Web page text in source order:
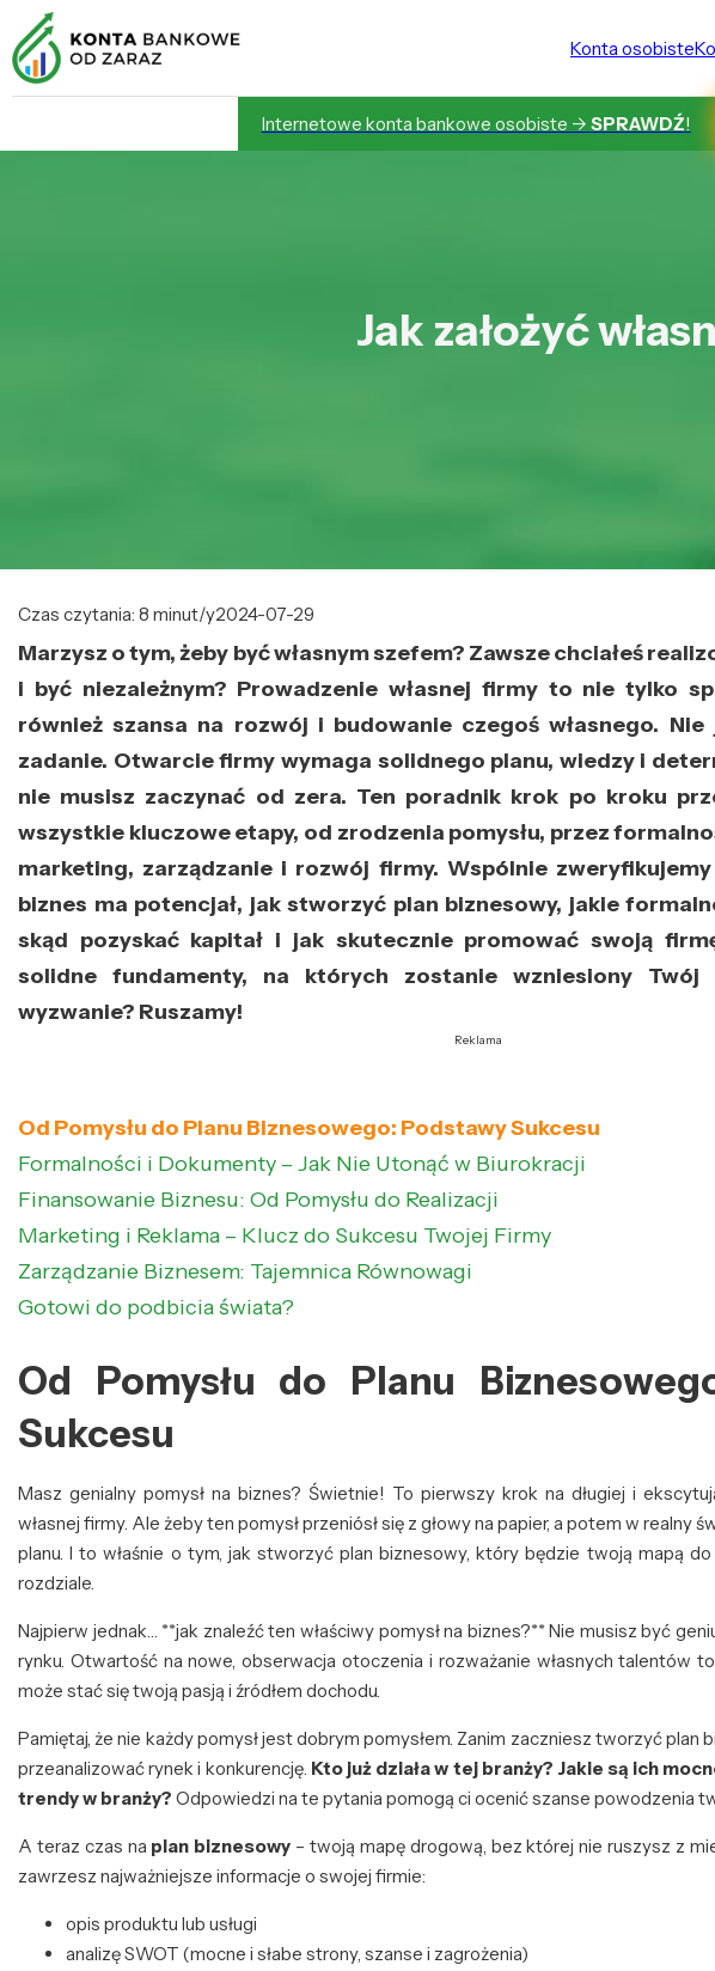
Konta osobiste
Internetowe konta bankowe osobiste -> SPRAWDŹ!
Jak założyć
Czas czytania: 8 minut/y2024-07-29
Marzysz o tym, żeby być własnym szefem? Zawsze chciałeś
i być niezależnym? Prowadzenie własnej firmy to nie tylko
również szansa na rozwój i budowanie czegoś własnego.
zadanie. Otwarcie firmy wymaga solidnego planu, wiedzy i
nie musisz zaczynać od zera. Ten poradnik krok po kroku
wszystkie kluczowe etapy, od zrodzenia pomysłu, przez
marketing, zarządzanie i rozwój firmy. Wspólnie
biznes ma potencjał, jak stworzyć plan biznesowy, jakie
skąd pozyskać kapitał i jak skutecznie promować swoją
solidne fundamenty, na których zostanie wzniesiony Twój
wyzwanie? Ruszamy!
Reklama
Od Pomysłu do Planu Biznesowego: Podstawy Sukcesu
Formalności i Dokumenty – Jak Nie Utonąć w Biurokracji
Finansowanie Biznesu: Od Pomysłu do Realizacji
Marketing i Reklama – Klucz do Sukcesu Twojej Firmy
Zarządzanie Biznesem: Tajemnica Równowagi
Gotowi do podbicia świata?
Od Pomysłu do Planu
Sukcesu
Masz genialny pomysł na biznes? Świetnie! To pierwszy krok na długiej i
własnej firmy. Ale żeby ten pomysł przeniósł się z głowy na papier, a potem w realny
planu. I to właśnie o tym, jak stworzyć plan biznesowy, który będzie twoją mapą
rozdziale.
Najpierw jednak… **jak znaleźć ten właściwy pomysł na biznes?** Nie musisz być
rynku. Otwartość na nowe, obserwacja otoczenia i rozważanie własnych talentów
może stać się twoją pasją i źródłem dochodu.
Pamiętaj, że nie każdy pomysł jest dobrym pomysłem. Zanim zaczniesz tworzyć plan
przeanalizować rynek i konkurencję. Kto już działa w tej branży? Jakie są ich
trendy w branży? Odpowiedzi na te pytania pomogą ci ocenić szanse powodzenia
A teraz czas na plan biznesowy – twoją mapę drogową, bez której nie ruszysz z
zawrzesz najważniejsze informacje o swojej firmie:
opis produktu lub usługi
analizę SWOT (mocne i słabe strony, szanse i zagrożenia)